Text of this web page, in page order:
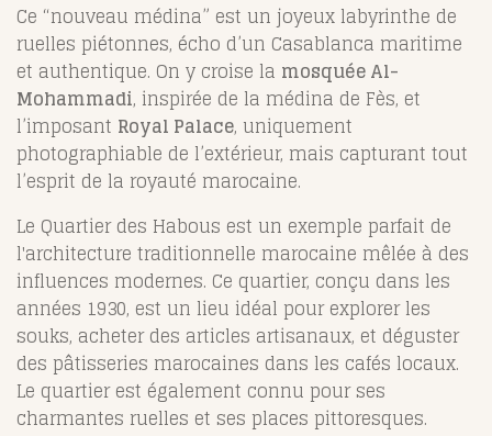
Ce “nouveau médina” est un joyeux labyrinthe de
ruelles piétonnes, écho d’un Casablanca maritime
et authentique. On y croise la mosquée Al-
Mohammadi, inspirée de la médina de Fès, et
l’imposant Royal Palace, uniquement
photographiable de l’extérieur, mais capturant tout
l’esprit de la royauté marocaine.
Le Quartier des Habous est un exemple parfait de
l'architecture traditionnelle marocaine mêlée à des
influences modernes. Ce quartier, conçu dans les
années 1930, est un lieu idéal pour explorer les
souks, acheter des articles artisanaux, et déguster
des pâtisseries marocaines dans les cafés locaux.
Le quartier est également connu pour ses
charmantes ruelles et ses places pittoresques.